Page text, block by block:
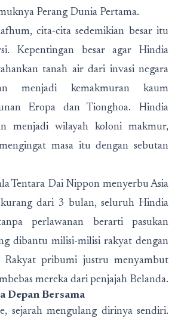
Perang Dunia Pertama.
cita-cita sedemikian besar itu
Kepentingan besar agar Hindia
tanah air dari invasi negara
menjadi kemakmuran kaum
Eropa dan Tionghoa. Hindia
menjadi wilayah koloni makmur,
masa itu dengan sebutan
Tentara Dai Nippon menyerbu Asia
kurang dari 3 bulan, seluruh Hindia
perlawanan berarti pasukan
dibantu milisi-milisi rakyat dengan
Rakyat pribumi justru menyambut
mereka dari penjajah Belanda.
Depan Bersama
sejarah mengulang dirinya sendiri.